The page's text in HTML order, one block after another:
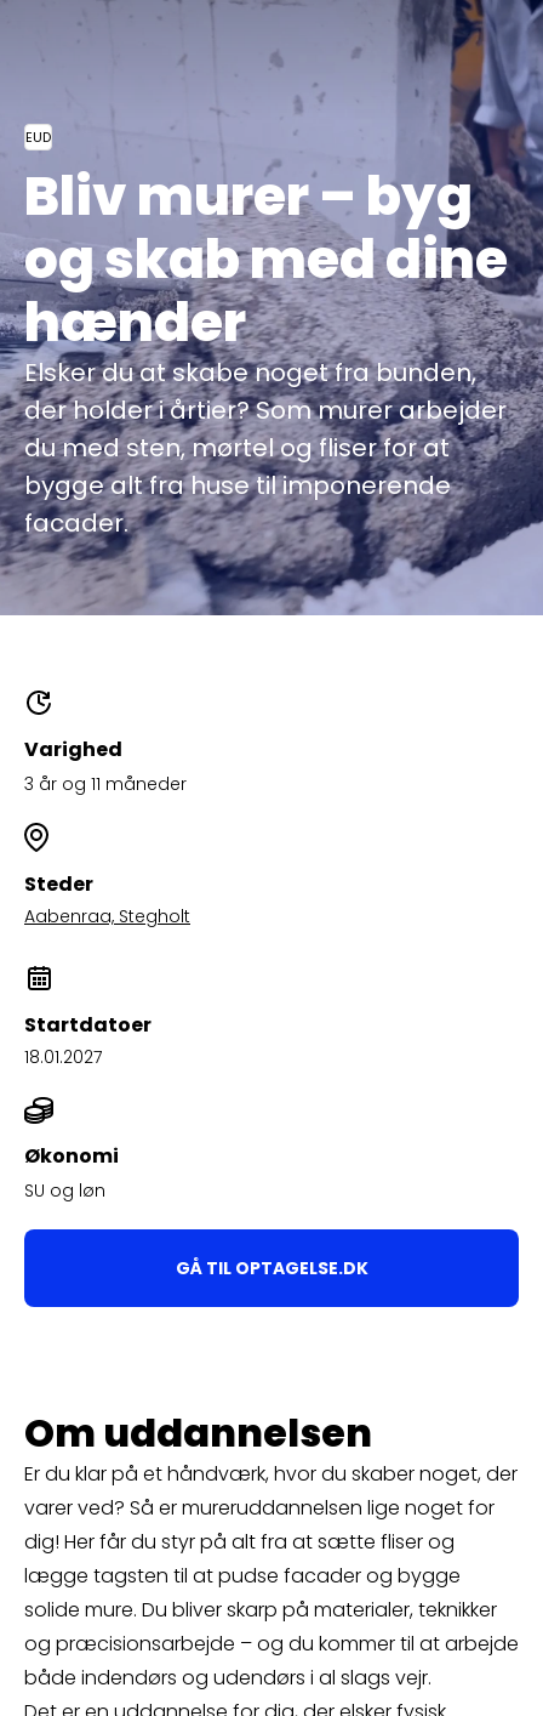
EUD
Bliv murer – byg
og skab med dine
hænder
Elsker du at skabe noget fra bunden,
der holder i årtier? Som murer arbejder
du med sten, mørtel og fliser for at
bygge alt fra huse til imponerende
facader.
Varighed
3 år og 11 måneder
Steder
Aabenraa, Stegholt
Startdatoer
18.01.2027
Økonomi
SU og løn
GÅ TIL OPTAGELSE.DK
Om uddannelsen
Er du klar på et håndværk, hvor du skaber noget, der
varer ved? Så er mureruddannelsen lige noget for
dig! Her får du styr på alt fra at sætte fliser og
lægge tagsten til at pudse facader og bygge
solide mure. Du bliver skarp på materialer, teknikker
og præcisionsarbejde – og du kommer til at arbejde
både indendørs og udendørs i al slags vejr.